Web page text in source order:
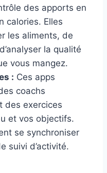
des apports en
calories. Elles
les aliments, de
la qualité
vous mangez.
: Ces apps
coachs
des exercices
et vos objectifs.
se synchroniser
suivi d’activité.